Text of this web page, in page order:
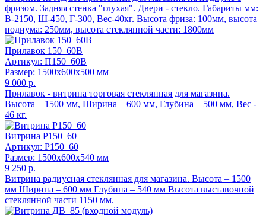
фризом. Задняя стенка "глухая". Двери - стекло. Габариты мм:
В-2150, Ш-450, Г-300, Вес-40кг. Высота фриза: 100мм, высота
подиума: 250мм, высота стеклянной части: 1800мм
Прилавок 150_60В
Артикул: П150_60В
Размер: 1500x600x500 мм
9 000 р.
Прилавок - витрина торговая стеклянная для магазина.
Высота – 1500 мм, Ширина – 600 мм, Глубина – 500 мм, Вес -
46 кг.
Витрина Р150_60
Артикул: Р150_60
Размер: 1500x600x540 мм
9 250 р.
Витрина радиусная стеклянная для магазина. Высота – 1500
мм Ширина – 600 мм Глубина – 540 мм Высота выставочной
стеклянной части 1150 мм.